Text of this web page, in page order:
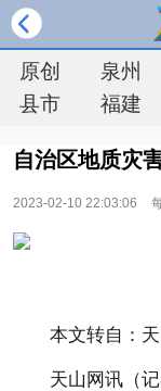
原创 泉州
县市
福建
自治区地质灾
2023-02-10 22:03:06
本文转自：
天山网讯（